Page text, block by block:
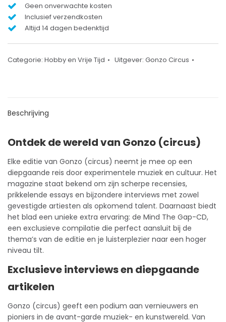
Geen onverwachte kosten
Inclusief verzendkosten
Altijd 14 dagen bedenktijd
Categorie: Hobby en Vrije Tijd Uitgever: Gonzo Circus
Beschrijving
Ontdek de wereld van Gonzo (circus)
Elke editie van Gonzo (circus) neemt je mee op een
diepgaande reis door experimentele muziek en cultuur. Het
magazine staat bekend om zijn scherpe recensies,
prikkelende essays en bijzondere interviews met zowel
gevestigde artiesten als opkomend talent. Daarnaast biedt
het blad een unieke extra ervaring: de Mind The Gap-CD,
een exclusieve compilatie die perfect aansluit bij de
thema’s van de editie en je luisterplezier naar een hoger
niveau tilt.
Exclusieve interviews en diepgaande
artikelen
Gonzo (circus) geeft een podium aan vernieuwers en
pioniers in de avant-garde muziek- en kunstwereld. Van